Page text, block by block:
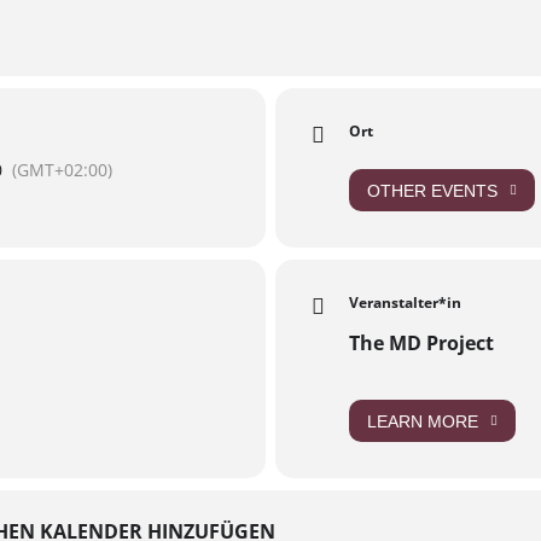
nichts dulden, was auch nur ansatzweise in rechte,
Äußerungen, Kleidung oder Verhalten. An unseren Türen
– Zero Tolerance!
(GMT+02:00)
Ort
OTHER EVENTS
Veranstalter*in
The MD Project
LEARN MORE
KALENDER HINZUFÜGEN